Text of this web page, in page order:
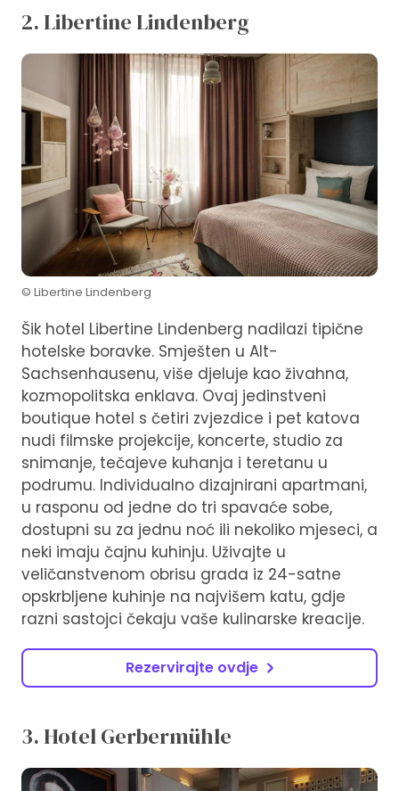
2. Libertine Lindenberg
© Libertine Lindenberg
Šik hotel Libertine Lindenberg nadilazi tipične
hotelske boravke. Smješten u Alt-
Sachsenhausenu, više djeluje kao živahna,
kozmopolitska enklava. Ovaj jedinstveni
boutique hotel s četiri zvjezdice i pet katova
nudi filmske projekcije, koncerte, studio za
snimanje, tečajeve kuhanja i teretanu u
podrumu. Individualno dizajnirani apartmani,
u rasponu od jedne do tri spavaće sobe,
dostupni su za jednu noć ili nekoliko mjeseci, a
neki imaju čajnu kuhinju. Uživajte u
veličanstvenom obrisu grada iz 24-satne
opskrbljene kuhinje na najvišem katu, gdje
razni sastojci čekaju vaše kulinarske kreacije.
Rezervirajte ovdje
3. Hotel Gerbermühle